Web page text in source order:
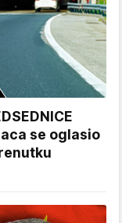
se oglasio